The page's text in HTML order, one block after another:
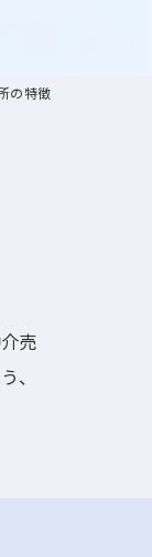
の特徴
売
、